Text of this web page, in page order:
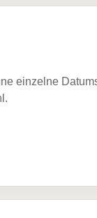
einzelne